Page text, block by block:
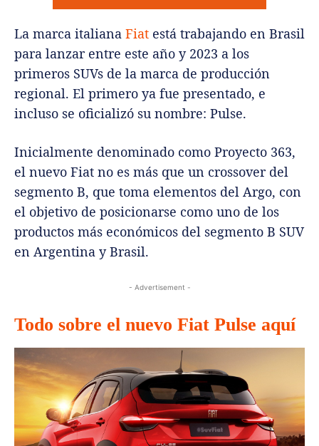
La marca italiana Fiat está trabajando en Brasil
para lanzar entre este año y 2023 a los
primeros SUVs de la marca de producción
regional. El primero ya fue presentado, e
incluso se oficializó su nombre: Pulse.
Inicialmente denominado como Proyecto 363,
el nuevo Fiat no es más que un crossover del
segmento B, que toma elementos del Argo, con
el objetivo de posicionarse como uno de los
productos más económicos del segmento B SUV
en Argentina y Brasil.
- Advertisement -
Todo sobre el nuevo Fiat Pulse aquí